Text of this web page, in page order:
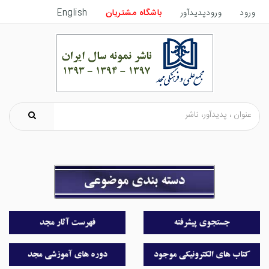
ورود ورودپدیدآور باشگاه مشتریان English